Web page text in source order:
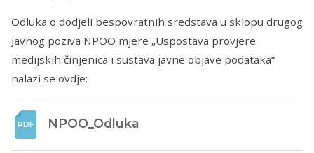
Odluka o dodjeli bespovratnih sredstava u sklopu drugog
Javnog poziva NPOO mjere „Uspostava provjere
medijskih činjenica i sustava javne objave podataka“
nalazi se ovdje:
NPOO_Odluka